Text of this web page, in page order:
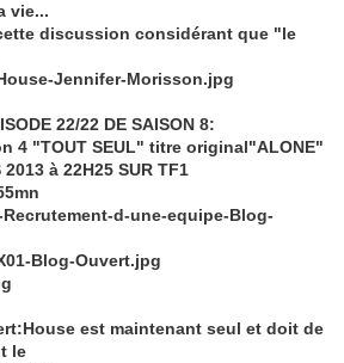
vie...
discussion considérant que "le
22/22 DE SAISON 8:
4 "TOUT SEUL" titre original"ALONE"
à 22H25 SUR TF1
est maintenant seul et doit de
le